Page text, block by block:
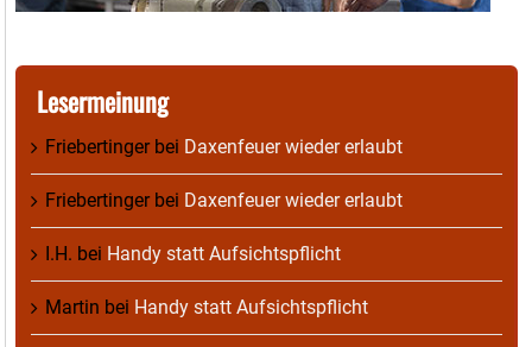
Lesermeinung
Friebertingerbei Daxenfeuer wieder erlaubt
Friebertingerbei Daxenfeuer wieder erlaubt
I.H. bei Handy statt Aufsichtspflicht
Martin bei Handy statt Aufsichtspflicht